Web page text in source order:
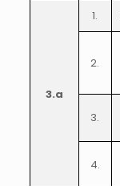
3.a
1.
2.
3.
4.